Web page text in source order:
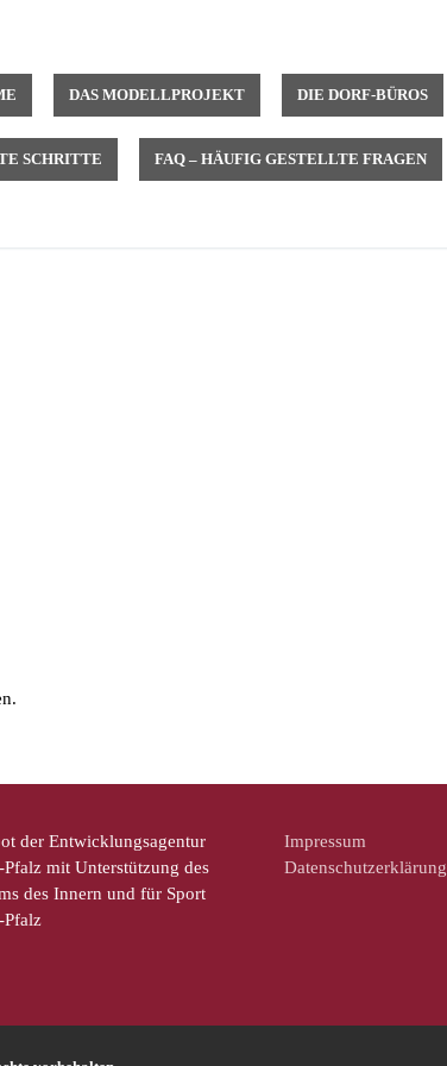
DAS MODELLPROJEKT DIE DORF-BÜROS
SCHRITTE FAQ – HÄUFIG GESTELLTE FRAGEN
der Entwicklungsagentur
mit Unterstützung des
des Innern und für Sport
Pfalz
Impressum
Datenschutzerklärung